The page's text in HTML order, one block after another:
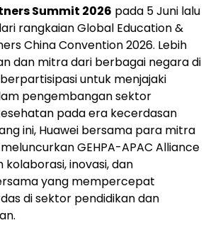
Summit 2026 pada 5 Juni lalu
rangkaian Global Education &
China Convention 2026. Lebih
dan mitra dari berbagai negara di
untuk menjajaki
pengembangan sektor
pada era kecerdasan
ini, Huawei bersama para mitra
GEHPA-APAC Alliance
inovasi, dan
yang mempercepat
di sektor pendidikan dan